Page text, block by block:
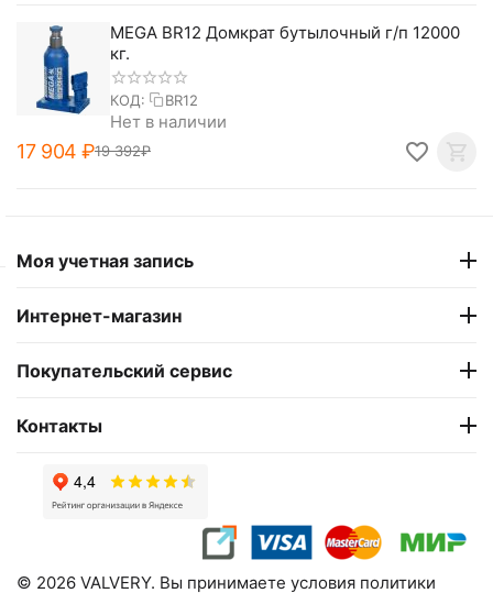
MEGA BR12 Домкрат бутылочный г/п 12000
кг.
КОД: BR12
Нет в наличии
17 904 ₽19 392₽
Моя учетная запись
Интернет-магазин
Покупательский сервис
Контакты
© 2026 VALVERY. Вы принимаете условия политики